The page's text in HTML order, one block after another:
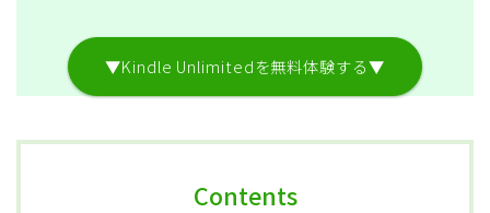
▼Kindle Unlimitedを無料体験する▼
Contents